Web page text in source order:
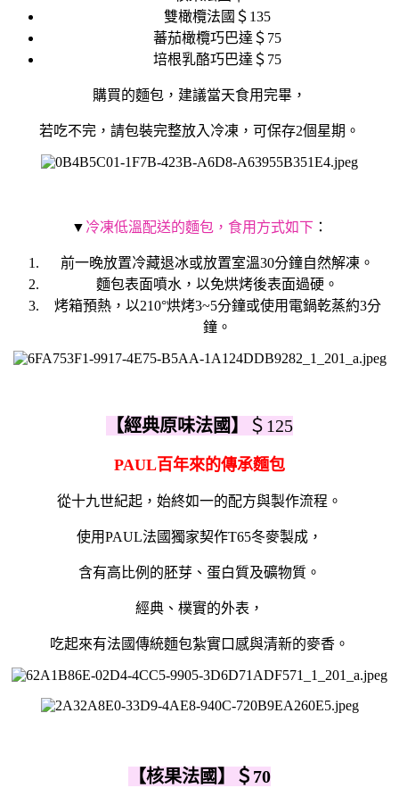
雙橄欖法國＄135
蕃茄橄欖巧巴達＄75
培根乳酪巧巴達＄75
購買的麵包，建議當天食用完畢，
若吃不完，請包裝完整放入冷凍，可保存2個星期。
▼ 冷凍低溫配送的麵包，食用方式如下 ：
前一晚放置冷藏退冰或放置室溫30分鐘自然解凍。
麵包表面噴水，以免烘烤後表面過硬。
烤箱預熱，以210°烘烤3~5分鐘或使用電鍋乾蒸約3分
鐘。
【經典原味法國】 ＄125
PAUL百年來的傳承麵包
從十九世紀起，始終如一的配方與製作流程。
使用PAUL法國獨家契作T65冬麥製成，
含有高比例的胚芽、蛋白質及礦物質。
經典、樸實的外表，
吃起來有法國傳統麵包紮實口感與清新的麥香。
【核果法國 】＄70